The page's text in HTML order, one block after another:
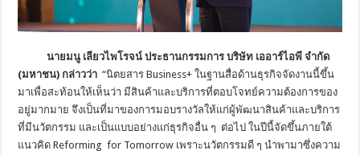
นายมนู เลียวไพโรจน์ ประธานกรรมการ บริษัท เออาร์ไอพี จำกัด
(มหาชน) กล่าวว่า “นิตยสาร Business+ ในฐานสื่อด้านธุรกิจจัดงานนี้ขึ้น
มาเพื่อสะท้อนให้เห็นว่า มีสินค้าและบริการที่ตอบโจทย์ความต้องการของ
อยู่มากมาย จึงเป็นที่มาของการมอบรางวัลให้แก่ผู้พัฒนาสินค้าและบริการ
ที่มีนวัตกรรม และเป็นแบบอย่างแก่ธุรกิจอื่น ๆ ต่อไป ในปีนี้จัดขึ้นภายใต้
แนวคิด Reforming for Tomorrow เพราะนวัตกรรมดี ๆ นำพามาซึ่งความ